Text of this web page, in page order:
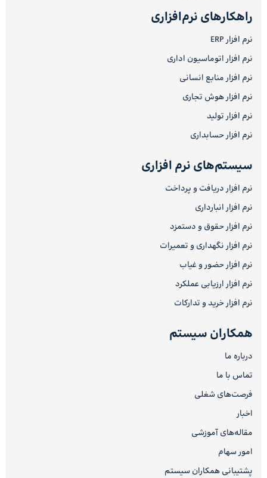
راهکارهای نرم‌افزاری
نرم افزار ERP
نرم افزار اتوماسیون اداری
نرم افزار منابع انسانی
نرم افزار هوش تجاری
نرم افزار تولید
نرم افزار حسابداری
سیستم‌های نرم افزاری
نرم افزار دریافت و پرداخت
نرم افزار انبارداری
نرم افزار حقوق و دستمزد
نرم افزار نگهداری و تعمیرات
نرم افزار حضور و غیاب
نرم افزار ارزیابی عملکرد
نرم افزار خرید و تدارکات
همکاران سیستم
درباره ما
تماس با ما
فرصت‌های شغلی
اخبار
مقاله‌های آموزشی
امور سهام
پشتیبانی همکاران سیستم